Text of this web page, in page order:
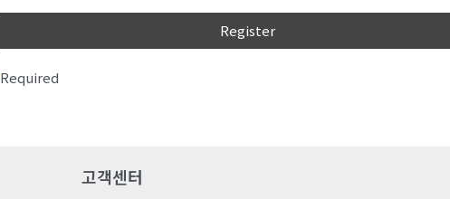
변경할 수 있으며, 변경된 약관은 본 조 제1항과 같이 회원에게 공지함으로써 효력을
제 4 조 (약관 외 준칙)
“개인정보처리자”란 업무를 목적으로 법 제2조제4호에 따른 개인정보파
운용하기 위하여 스스로 또는 다른 사람을 통하여 개인정보를 처리하는
“공공기관“이란 법 제2조제6호 및 「개인정보 보호법 시행령」(이하 “영
위한 각종 동창회, 동호회, 향우회, 반상회 및 동아리 등의 모임을 말한다.
Required
고객센터